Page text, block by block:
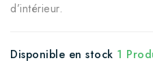
d’intérieur.
Disponible en stock 1